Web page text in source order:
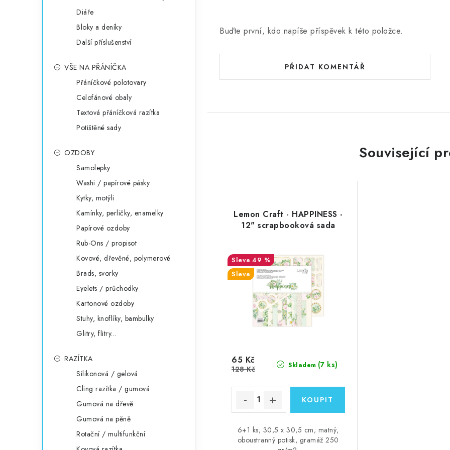
Diáře
Bloky a deníky
Další příslušenství
VŠE NA PŘÁNÍČKA
Přáníčkové polotovary
Celofánové obaly
Textová přáníčková razítka
Potištěné sady
OZDOBY
Samolepky
Washi / papírové pásky
Kytky, motýli
Kamínky, perličky, enamelky
Papírové ozdoby
Rub-Ons / propisot
Kovové, dřevěné, polymerové
Brads, svorky
Eyelets / průchodky
Kartonové ozdoby
Stuhy, knoflíky, bambulky
Glitry, flitry...
RAZÍTKA
Silikonová / gelová
Cling razítka / gumová
Gumová na dřevě
Gumová na pěně
Rotační / multifunkční
Buďte první, kdo napíše příspěvek k této položce.
PŘIDAT KOMENTÁŘ
Související
Lemon Craft - HAPPINESS -
12" scrapbooková sada
49 %
Sleva
Skladem (7 ks)
65 Kč
128 Kč
6+1 ks; 30,5 x 30,5 cm; matný,
oboustranný potisk, gramáž 250